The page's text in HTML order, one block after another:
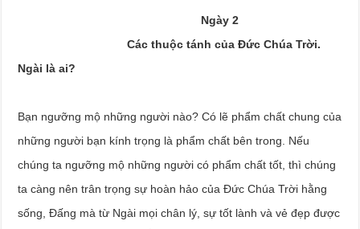
Ngày 2
Các thuộc tánh của Đức Chúa Trời.
Ngài là ai?
Bạn ngưỡng mộ những người nào? Có lẽ phẩm chất chung của
những người bạn kính trọng là phẩm chất bên trong. Nếu
chúng ta ngưỡng mộ những người có phẩm chất tốt, thì chúng
ta càng nên trân trọng sự hoàn hảo của Đức Chúa Trời hằng
sống, Đấng mà từ Ngài mọi chân lý, sự tốt lành và vẻ đẹp được